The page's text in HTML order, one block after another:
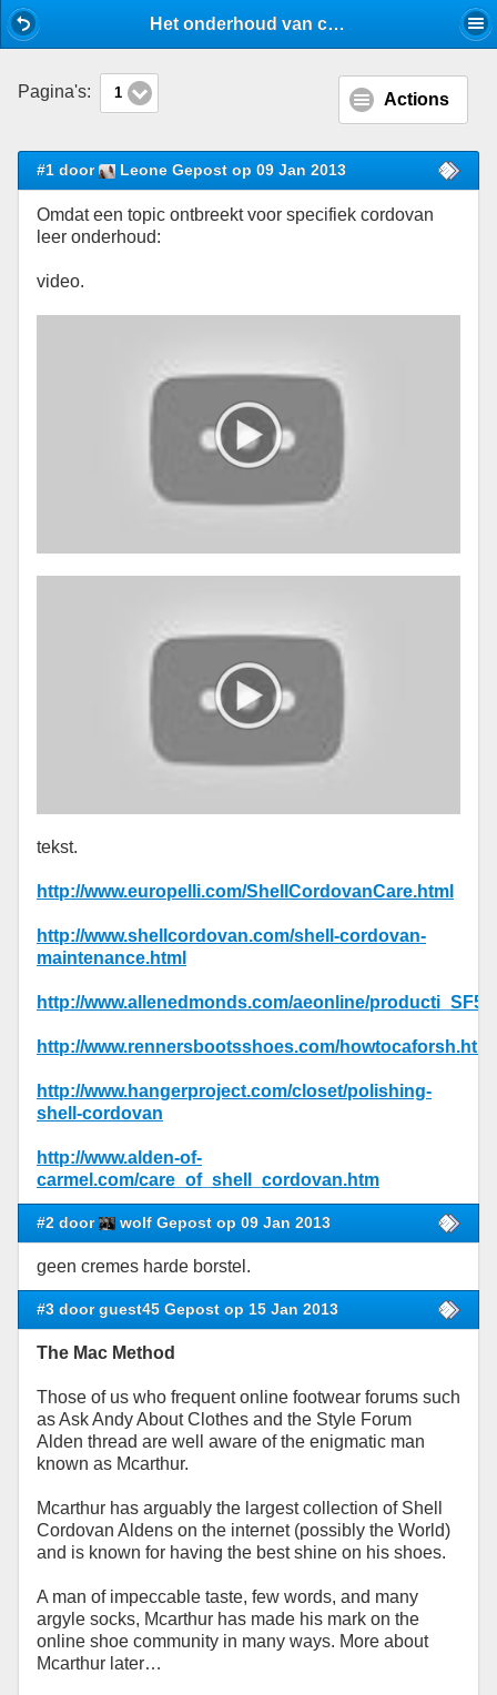
Het onderhoud van cordovan - Reparaties, reiniging en onderhoud - Stijlforum
Pagina's: 1 Actions
#1 door Leone Gepost op 09 Jan 2013
Omdat een topic ontbreekt voor specifiek cordovan
leer onderhoud:
video.
tekst.
http://www.europelli.com/ShellCordovanCare.html
http://www.shellcordovan.com/shell-cordovan-
maintenance.html
http://www.allenedmonds.com/aeonline/
http://www.rennersbootsshoes.com/howtocaforsh.html
http://www.hangerproject.com/closet/polishing-
shell-cordovan
http://www.alden-of-
carmel.com/care_of_shell_cordovan.htm
#2 door wolf Gepost op 09 Jan 2013
geen cremes harde borstel.
#3 door guest45 Gepost op 15 Jan 2013
The Mac Method
Those of us who frequent online footwear forums such
as Ask Andy About Clothes and the Style Forum
Alden thread are well aware of the enigmatic man
known as Mcarthur.
Mcarthur has arguably the largest collection of Shell
Cordovan Aldens on the internet (possibly the World)
and is known for having the best shine on his shoes.
A man of impeccable taste, few words, and many
argyle socks, Mcarthur has made his mark on the
online shoe community in many ways. More about
Mcarthur later…